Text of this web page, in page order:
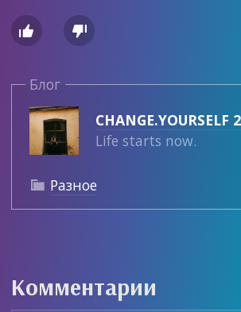
 
Блог
CHANGE.YOURSELF
Life starts now.
 Разное
Комментарии